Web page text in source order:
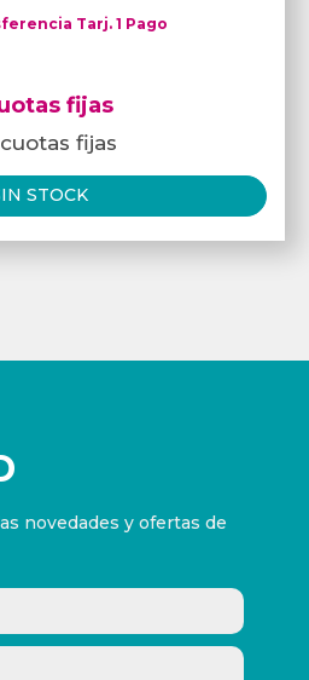
Tarj. 1 Pago
fijas
fijas
STOCK
novedades y ofertas de